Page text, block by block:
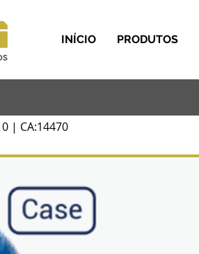
INÍCIO PRODUTOS
| CA:14470